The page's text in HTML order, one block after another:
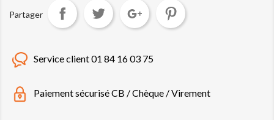
Partager
Service client 01 84 16 03 75
Paiement sécurisé CB / Chèque / Virement